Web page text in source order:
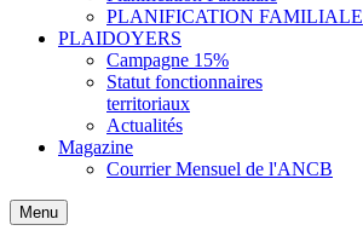
PLANIFICATION FAMILIALE
PLAIDOYERS
Campagne 15%
Statut fonctionnaires
territoriaux
Actualités
Magazine
Courrier Mensuel de l'ANCB
Menu